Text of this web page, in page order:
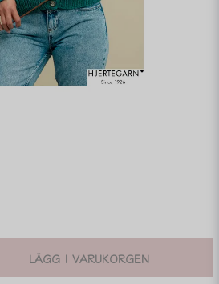
LÄGG I VARUKORGEN